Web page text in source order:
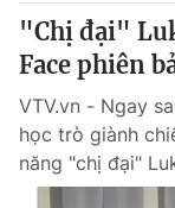
"Chị đại"
Face phiên
VTV.vn - Ngay
học trò giành
năng "chị đại"